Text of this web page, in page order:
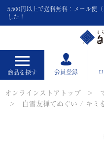
5,500円以上で送料無料：メール便
した！
商品を探す 会員登録
オンラインストアトップ
白雪友禅てぬぐい / キミ